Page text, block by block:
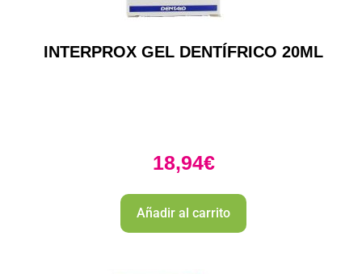
INTERPROX GEL DENTÍFRICO 20ML
18,94€
Añadir al carrito